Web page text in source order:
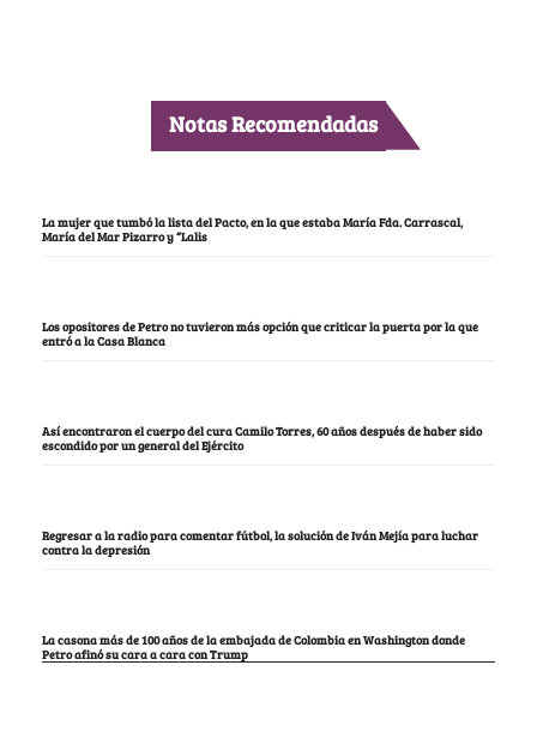
Notas Recomendadas
La mujer que tumbó la lista del Pacto, en la que estaba María Fda. Carrascal,
María del Mar Pizarro y “Lalis
Los opositores de Petro no tuvieron más opción que criticar la puerta por la que
entró a la Casa Blanca
Así encontraron el cuerpo del cura Camilo Torres, 60 años después de haber sido
escondido por un general del Ejército
Regresar a la radio para comentar fútbol, la solución de Iván Mejía para luchar
contra la depresión
La casona más de 100 años de la embajada de Colombia en Washington donde
Petro afinó su cara a cara con Trump